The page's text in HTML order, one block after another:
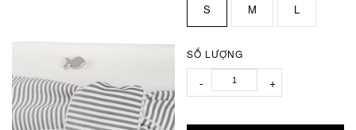
S M L
SỐ LƯỢNG
- +